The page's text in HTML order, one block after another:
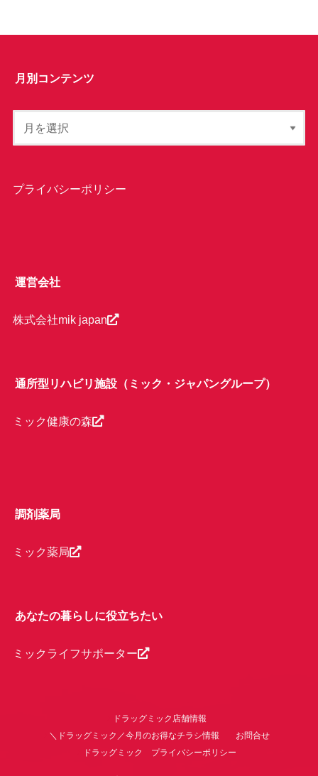
月別コンテンツ
プライバシーポリシー
運営会社
株式会社mik japan
通所型リハビリ施設（ミック・ジャパングループ）
ミック健康の森
調剤薬局
ミック薬局
あなたの暮らしに役立ちたい
ミックライフサポーター
ドラッグミック店舗情報
＼ドラッグミック／今月のお得なチラシ情報
お問合せ
ドラッグミック プライバシーポリシー